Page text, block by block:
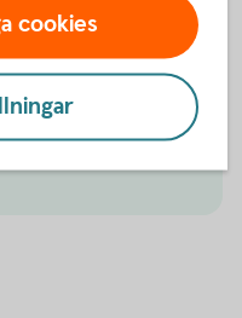
och vad
och
cookies